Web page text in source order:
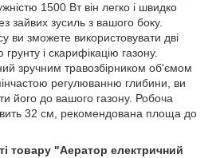
1500 Вт він легко і швидко
зайвих зусиль з вашого боку.
ви зможете використовувати дві
і скарифікацію газону.
зручним травозбірником об'ємом
регулюванню глибини, ви
його до вашого газону. Робоча
32 см, рекомендована площа до
товару "Аератор електричний